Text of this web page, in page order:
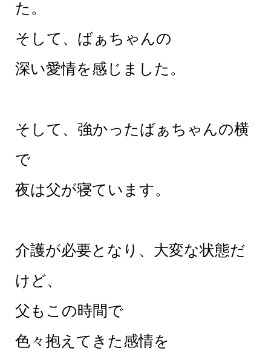
た。
そして、ばぁちゃんの
深い愛情を感じました。
そして、強かったばぁちゃんの横
で
夜は父が寝ています。
介護が必要となり、大変な状態だ
けど、
父もこの時間で
色々抱えてきた感情を